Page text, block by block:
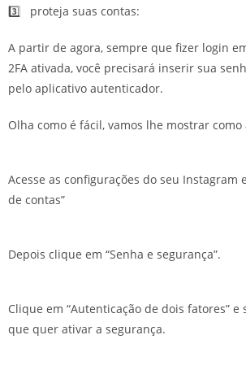
3️⃣ proteja suas contas:
A partir de agora, sempre que fizer login
2FA ativada, você precisará inserir sua
pelo aplicativo autenticador.
Olha como é fácil, vamos lhe mostrar
Acesse as configurações do seu Instagram
de contas”
Depois clique em “Senha e segurança”.
Clique em “Autenticação de dois fatores” e
que quer ativar a segurança.